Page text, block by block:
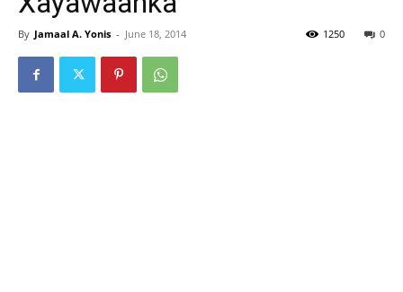
By Jamaal A. Yonis - June 18, 2014 0
1250